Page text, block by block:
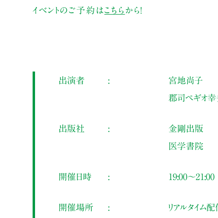
イベントのご予約は こちら から！
出演者
宮地尚子
郡司ペギオ
出版社
金剛出版
医学書院
開催日時 19:00～21:00
開催場所 リアルタイム